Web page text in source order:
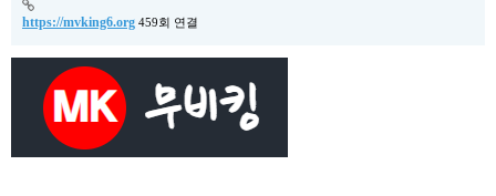
https://mvking6.org 459회 연결